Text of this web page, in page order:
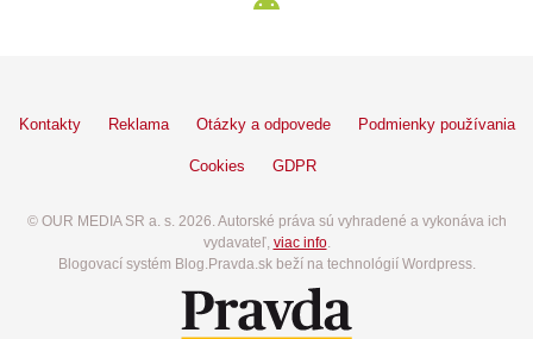
Kontakty Reklama Otázky a odpovede Podmienky používania
Cookies GDPR
© OUR MEDIA SR a. s. 2026. Autorské práva sú vyhradené a vykonáva ich
vydavateľ, viac info.
Blogovací systém Blog.Pravda.sk beží na technológií Wordpress.